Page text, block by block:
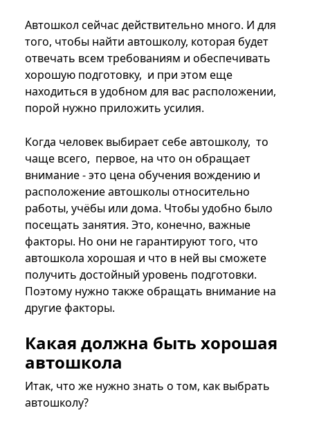
Автошкол сейчас действительно много. И для
того, чтобы найти автошколу, которая будет
отвечать всем требованиям и обеспечивать
хорошую подготовку, и при этом еще
находиться в удобном для вас расположении,
порой нужно приложить усилия.
Когда человек выбирает себе автошколу, то
чаще всего, первое, на что он обращает
внимание - это цена обучения вождению и
расположение автошколы относительно
работы, учёбы или дома. Чтобы удобно было
посещать занятия. Это, конечно, важные
факторы. Но они не гарантируют того, что
автошкола хорошая и что в ней вы сможете
получить достойный уровень подготовки.
Поэтому нужно также обращать внимание на
другие факторы.
Какая должна быть хорошая
автошкола
Итак, что же нужно знать о том, как выбрать
автошколу?